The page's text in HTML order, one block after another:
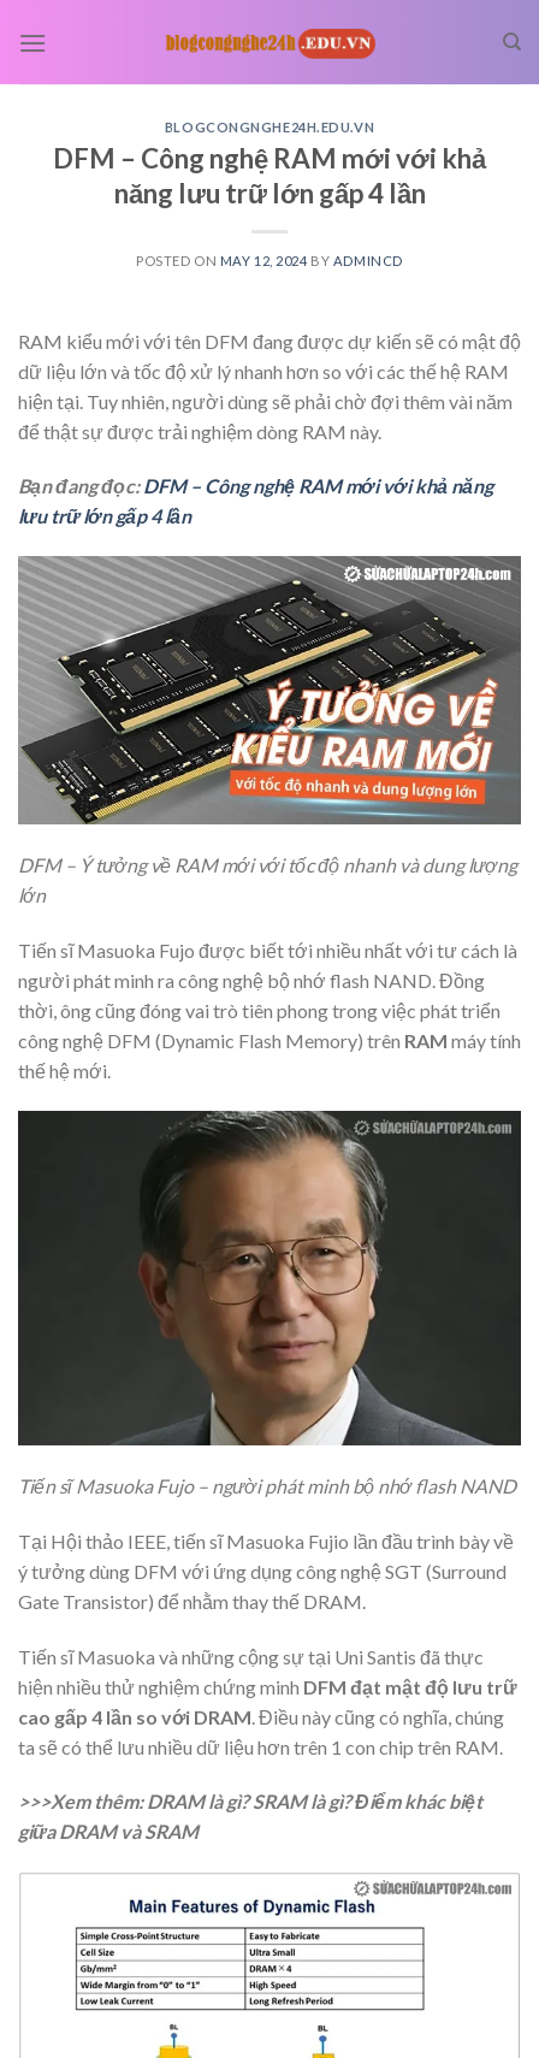
BLOGCONGNGHE24H.EDU.VN
DFM – Công nghệ RAM mới với khả
năng lưu trữ lớn gấp 4 lần
POSTED ON MAY 12, 2024 BY ADMINCD
RAM kiểu mới với tên DFM đang được dự kiến sẽ có mật độ
dữ liệu lớn và tốc độ xử lý nhanh hơn so với các thế hệ RAM
hiện tại. Tuy nhiên, người dùng sẽ phải chờ đợi thêm vài năm
để thật sự được trải nghiệm dòng RAM này.
Bạn đang đọc:DFM – Công nghệ RAM mới với khả năng
lưu trữ lớn gấp 4 lần
DFM – Ý tưởng về RAM mới với tốc độ nhanh và dung lượng
lớn
Tiến sĩ Masuoka Fujo được biết tới nhiều nhất với tư cách là
người phát minh ra công nghệ bộ nhớ flash NAND. Đồng
thời, ông cũng đóng vai trò tiên phong trong việc phát triển
công nghệ DFM (Dynamic Flash Memory) trên RAM máy tính
thế hệ mới.
Tiến sĩ Masuoka Fujo – người phát minh bộ nhớ flash NAND
Tại Hội thảo IEEE, tiến sĩ Masuoka Fujio lần đầu trình bày về
ý tưởng dùng DFM với ứng dụng công nghệ SGT (Surround
Gate Transistor) để nhằm thay thế DRAM.
Tiến sĩ Masuoka và những cộng sự tại Uni Santis đã thực
hiện nhiều thử nghiệm chứng minh DFM đạt mật độ lưu trữ
cao gấp 4 lần so với DRAM . Điều này cũng có nghĩa, chúng
ta sẽ có thể lưu nhiều dữ liệu hơn trên 1 con chip trên RAM.
>>>Xem thêm: DRAM là gì? SRAM là gì? Điểm khác biệt
giữa DRAM và SRAM